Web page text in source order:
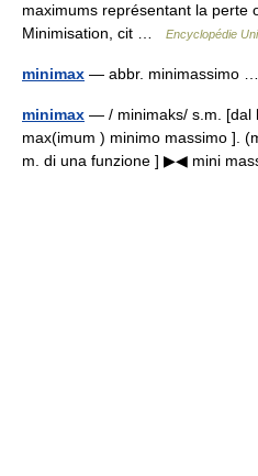
maximums représentant la perte
Minimisation, cit …
Encyclopédie
minimax — abbr. minimassimo
minimax — / minimaks/ s.m. [dal
max(imum ) minimo massimo ].
m. di una funzione ] ▶◀ mini